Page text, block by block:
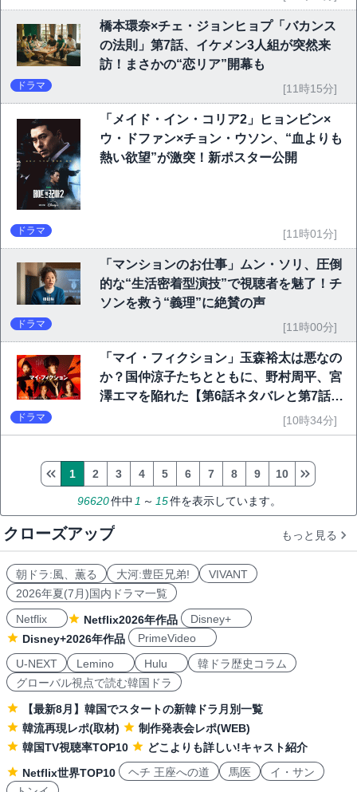
橋本環奈×チェ・ジョンヒョプ「バカンス
の法則」第7話、イケメン3人組が突然来
訪！まさかの“恋リア”開幕も
ドラマ [11時15分]
「メイド・イン・コリア2」ヒョンビン×
ウ・ドファン×チョン・ウソン、“血よりも
熱い欲望”が激突！新ポスター公開
ドラマ [11時01分]
「マンションのお仕事」ムン・ソリ、圧倒
的な“生活密着型演技”で視聴者を魅了！チ
ソンを救う“義理”に絶賛の声
ドラマ [11時00分]
「マイ・フィクション」玉森裕太は悪なの
か？国仲涼子たちとともに、野村周平、宮
澤エマを陥れた【第6話ネタバレと第7話予
ドラマ [10時34分]
96620件中 1 ～ 15件を表示しています。
1 2 3 4 5 6 7 8 9 10
クローズアップ もっと見る
朝ドラ:風、薫る 大河:豊臣兄弟!
VIVANT
2026年夏(7月)国内ドラマ一覧
Netflix
Netflix2026年作品
Disney+
Disney+2026年作品
PrimeVideo
U-NEXT
Lemino Hulu
韓ドラ歴史コラム
グローバル視点で読む韓国ドラ
【最新8月】韓国でスタートの新韓ドラ月別一覧
韓流再現レポ(取材)
制作発表会レポ(WEB)
韓国TV視聴率TOP10
どこよりも詳しい!キャスト紹介
Netflix世界TOP10
ヘチ 王座への道 馬医
イ・サン